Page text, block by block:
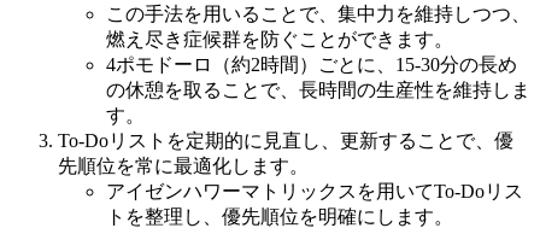
この手法を用いることで、集中力を維持しつつ、
燃え尽き症候群を防ぐことができます。
4ポモドーロ（約2時間）ごとに、15-30分の長め
の休憩を取ることで、長時間の生産性を維持しま
す。
To-Doリストを定期的に見直し、更新することで、優
先順位を常に最適化します。
アイゼンハワーマトリックスを用いてTo-Doリス
トを整理し、優先順位を明確にします。